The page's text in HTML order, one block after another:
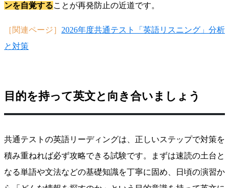
ンを自覚することが再発防止の近道です。
［関連ページ］ 2026年度共通テスト「英語リスニング」分析
と対策
目的を持って英文と向き合いましょう
共通テストの英語リーディングは、正しいステップで対策を
積み重ねれば必ず攻略できる試験です。まずは速読の土台と
なる単語や文法などの基礎知識を丁寧に固め、日頃の演習か